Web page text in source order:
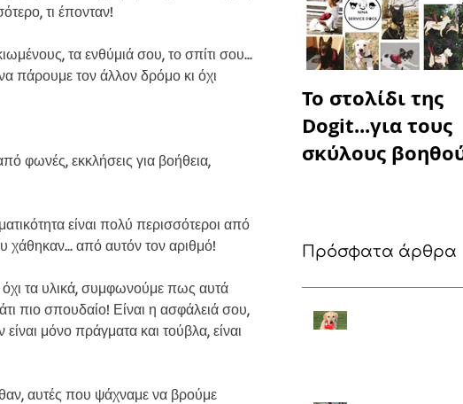
τι έπονταν!
τα ενθύμιά σου, το σπίτι σου...
πάρουμε τον άλλον δρόμο κι όχι
φωνές, εκκλήσεις για βοήθεια,
είναι πολύ περισσότεροι από
χάθηκαν... από αυτόν τον αριθμό!
όχι τα υλικά, συμφωνούμε πως αυτά
πιο σπουδαίο! Είναι η ασφάλειά σου,
μόνο πράγματα και τούβλα, είναι
αυτές που ψάχναμε να βρούμε
Το στολίδι της
Dogit...για τους
σκύλους
Πρόσφατα άρθρα